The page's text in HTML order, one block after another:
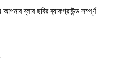
ব্লার ছবির ব্যাকগ্রাউন্ড সম্পূর্ণ